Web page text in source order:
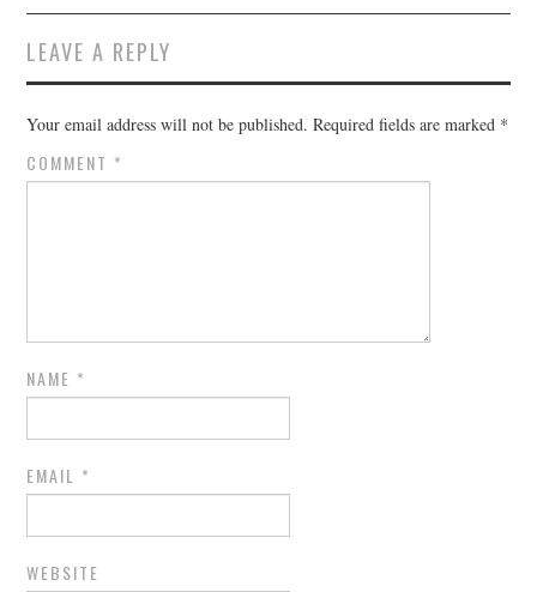
LEAVE A REPLY
Your email address will not be published. Required fields are marked *
COMMENT *
NAME *
EMAIL *
WEBSITE